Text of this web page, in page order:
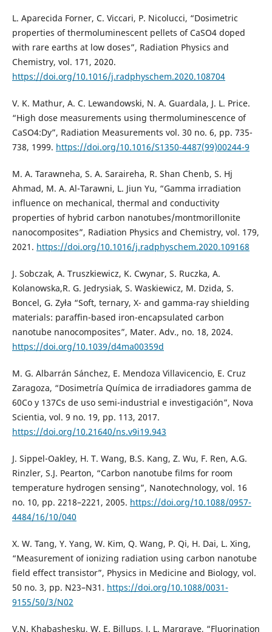
L. Aparecida Forner, C. Viccari, P. Nicolucci, “Dosimetric
properties of thermoluminescent pellets of CaSO4 doped
with rare earths at low doses”, Radiation Physics and
Chemistry, vol. 171, 2020.
https://doi.org/10.1016/j.radphyschem.2020.108704
V. K. Mathur, A. C. Lewandowski, N. A. Guardala, J. L. Price.
“High dose measurements using thermoluminescence of
CaSO4:Dy”, Radiation Measurements vol. 30 no. 6, pp. 735-
738, 1999. https://doi.org/10.1016/S1350-4487(99)00244-9
M. A. Tarawneha, S. A. Saraireha, R. Shan Chenb, S. Hj
Ahmad, M. A. Al-Tarawni, L. Jiun Yu, “Gamma irradiation
influence on mechanical, thermal and conductivity
properties of hybrid carbon nanotubes/montmorillonite
nanocomposites”, Radiation Physics and Chemistry, vol. 179,
2021. https://doi.org/10.1016/j.radphyschem.2020.109168
J. Sobczak, A. Truszkiewicz, K. Cwynar, S. Ruczka, A.
Kolanowska,R. G. Jedrysiak, S. Waskiewicz, M. Dzida, S.
Boncel, G. Zyła “Soft, ternary, X- and gamma-ray shielding
materials: paraffin-based iron-encapsulated carbon
nanotube nanocomposites”, Mater. Adv., no. 18, 2024.
https://doi.org/10.1039/d4ma00359d
M. G. Albarrán Sánchez, E. Mendoza Villavicencio, E. Cruz
Zaragoza, “Dosimetría Química de irradiadores gamma de
60Co y 137Cs de uso semi-industrial e investigación”, Nova
Scientia, vol. 9 no. 19, pp. 113, 2017.
https://doi.org/10.21640/ns.v9i19.943
J. Sippel-Oakley, H. T. Wang, B.S. Kang, Z. Wu, F. Ren, A.G.
Rinzler, S.J. Pearton, “Carbon nanotube films for room
temperature hydrogen sensing”, Nanotechnology, vol. 16
no. 10, pp. 2218–2221, 2005. https://doi.org/10.1088/0957-
4484/16/10/040
X. W. Tang, Y. Yang, W. Kim, Q. Wang, P. Qi, H. Dai, L. Xing,
“Measurement of ionizing radiation using carbon nanotube
field effect transistor”, Physics in Medicine and Biology, vol.
50 no. 3, pp. N23–N31. https://doi.org/10.1088/0031-
9155/50/3/N02
V.N. Khabashesku, W. E. Billups, J. L. Margrave, “Fluorination